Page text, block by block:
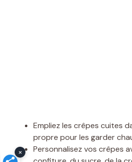
Empliez les crêpes cuites
propre pour les garder
Personnalisez vos crêpes
×